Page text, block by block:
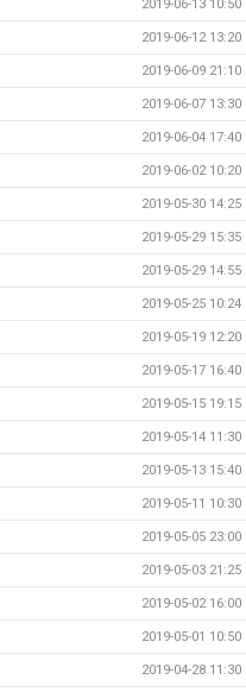
2019-06-13 10:50
2019-06-12 13:20
2019-06-09 21:10
2019-06-07 13:30
2019-06-04 17:40
2019-06-02 10:20
2019-05-30 14:25
2019-05-29 15:35
2019-05-29 14:55
2019-05-25 10:24
2019-05-19 12:20
2019-05-17 16:40
2019-05-15 19:15
2019-05-14 11:30
2019-05-13 15:40
2019-05-11 10:30
2019-05-05 23:00
2019-05-03 21:25
2019-05-02 16:00
2019-05-01 10:50
2019-04-28 11:30